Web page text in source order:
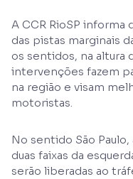
A CCR RioSP informa
das pistas marginais
os sentidos, na altura
intervenções fazem
na região e visam
motoristas.
No sentido São Paulo,
duas faixas da
serão liberadas ao